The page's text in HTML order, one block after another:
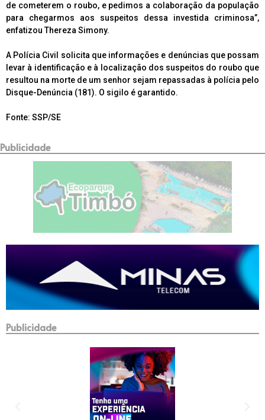
de cometerem o roubo, e pedimos a colaboração da população
para chegarmos aos suspeitos dessa investida criminosa”,
enfatizou Thereza Simony.
A Polícia Civil solicita que informações e denúncias que possam
levar à identificação e à localização dos suspeitos do roubo que
resultou na morte de um senhor sejam repassadas à polícia pelo
Disque-Denúncia (181). O sigilo é garantido.
Fonte: SSP/SE
Publicidade
Publicidade